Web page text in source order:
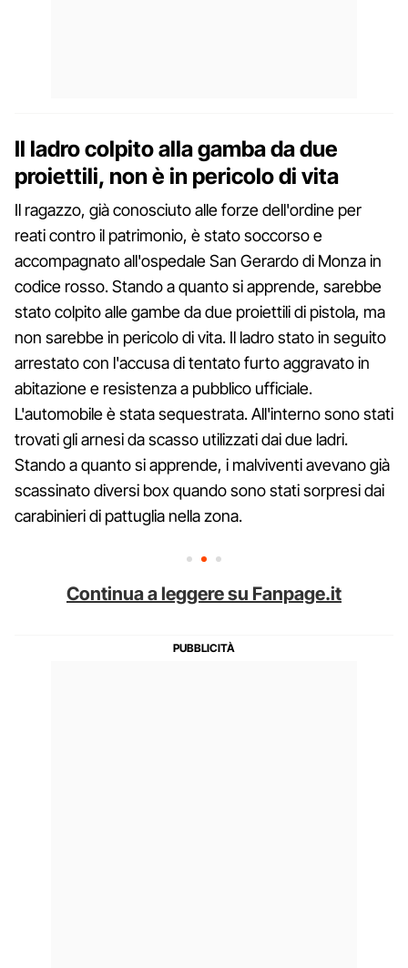
Il ladro colpito alla gamba da due
proiettili, non è in pericolo di vita
Il ragazzo, già conosciuto alle forze dell'ordine per
reati contro il patrimonio, è stato soccorso e
accompagnato all'ospedale San Gerardo di Monza in
codice rosso. Stando a quanto si apprende, sarebbe
stato colpito alle gambe da due proiettili di pistola, ma
non sarebbe in pericolo di vita. Il ladro stato in seguito
arrestato con l'accusa di tentato furto aggravato in
abitazione e resistenza a pubblico ufficiale.
L'automobile è stata sequestrata. All'interno sono stati
trovati gli arnesi da scasso utilizzati dai due ladri.
Stando a quanto si apprende, i malviventi avevano già
scassinato diversi box quando sono stati sorpresi dai
carabinieri di pattuglia nella zona.
Continua a leggere su Fanpage.it